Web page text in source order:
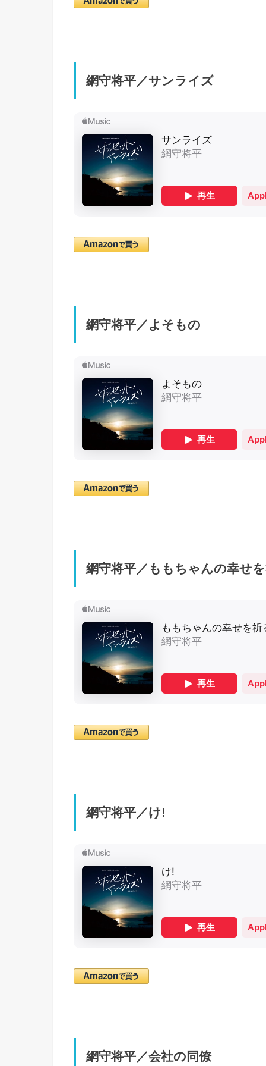
網守将平／サンライズ
網守将平／よそもの
網守将平／ももちゃんの幸せ
網守将平／け!
網守将平／会社の同僚